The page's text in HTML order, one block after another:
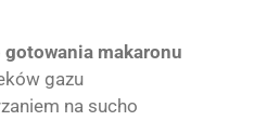
gotowania makaronu
gazu
na sucho